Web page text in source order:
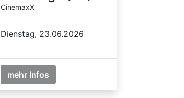
CinemaxX
Dienstag, 23.06.2026
mehr Infos